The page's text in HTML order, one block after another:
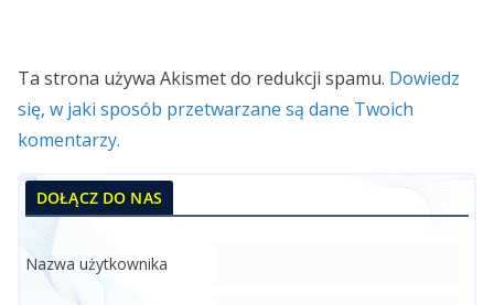
Ta strona używa Akismet do redukcji spamu. Dowiedz
się, w jaki sposób przetwarzane są dane Twoich
komentarzy.
DOŁĄCZ DO NAS
Nazwa użytkownika